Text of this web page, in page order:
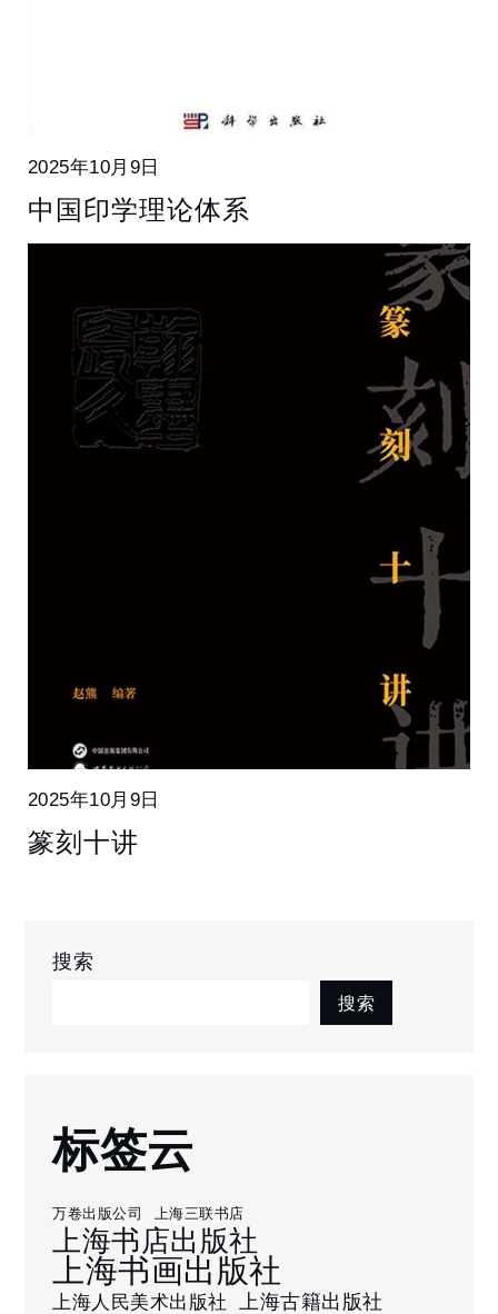
2025年10月9日
中国印学理论体系
2025年10月9日
篆刻十讲
搜索
搜索
标签云
万卷出版公司 上海三联书店
上海书店出版社
上海书画出版社
上海人民美术出版社 上海古籍出版社